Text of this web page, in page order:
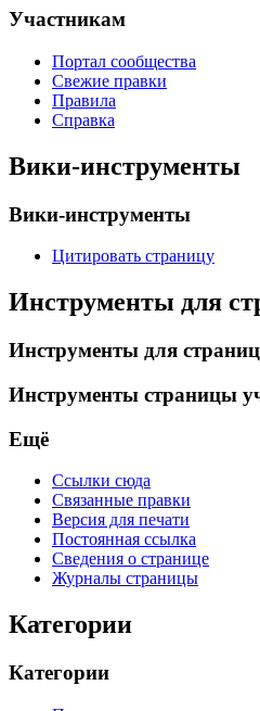
Участникам
Портал сообщества
Свежие правки
Правила
Справка
Вики-инструменты
Вики-инструменты
Цитировать страницу
Инструменты для
Инструменты для страниц
Инструменты страницы
Ещё
Ссылки сюда
Связанные правки
Версия для печати
Постоянная ссылка
Сведения о странице
Журналы страницы
Категории
Категории